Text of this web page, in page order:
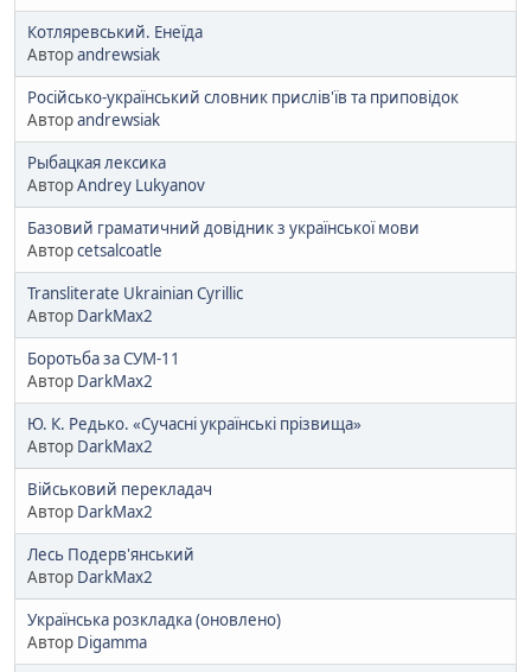
Котляревський. Енеїда
Авторandrewsiak
Російсько-український словник прислів'їв та приповідок
Авторandrewsiak
Рыбацкая лексика
АвторAndrey Lukyanov
Базовий граматичний довiдник з української мови
Авторcetsalcoatle
Transliterate Ukrainian Cyrillic
Автор DarkMax2
Боротьба за СУМ-11
Автор DarkMax2
Ю. К. Редько. «Сучасні українські прізвища»
Автор DarkMax2
Військовий перекладач
Автор DarkMax2
Лесь Подерв'янський
Автор DarkMax2
Українська розкладка (оновлено)
Автор Digamma